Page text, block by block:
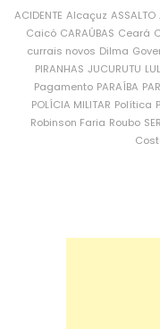
ACIDENTE Alcaçuz ASSALTO
Caicó CARAÚBAS Ceará
currais novos Dilma
PIRANHAS JUCURUTU
Pagamento PARAÍBA
POLÍCIA MILITAR Política
Robinson Faria Roubo